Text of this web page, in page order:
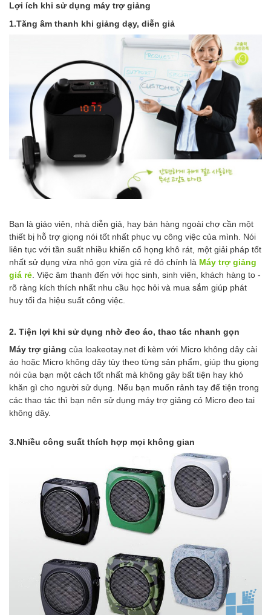
Lợi ích khi sử dụng máy trợ giảng
1.Tăng âm thanh khi giảng dạy, diễn giả
Bạn là giáo viên, nhà diễn giả, hay bán hàng ngoài chợ cần một
thiết bị hỗ trợ giọng nói tốt nhất phục vụ công việc của mình. Nói
liên tục với tần suất nhiều khiến cổ họng khô rát, một giải pháp tốt
nhất sử dụng vừa nhỏ gọn vừa giá rẻ đó chính là Máy trợ giảng
giá rẻ. Việc âm thanh đến với học sinh, sinh viên, khách hàng to -
rõ ràng kích thích nhất nhu cầu học hỏi và mua sắm giúp phát
huy tối đa hiệu suất công việc.
2. Tiện lợi khi sử dụng nhờ đeo áo, thao tác nhanh gọn
Máy trợ giảng của loakeotay.net đi kèm với Micro không dây cài
áo hoặc Micro không dây tùy theo từng sản phẩm, giúp thu giọng
nói của bạn một cách tốt nhất mà không gây bất tiện hay khó
khăn gì cho người sử dụng. Nếu bạn muốn rảnh tay để tiện trong
các thao tác thì bạn nên sử dụng máy trợ giảng có Micro đeo tai
không dây.
3.Nhiều công suất thích hợp mọi không gian